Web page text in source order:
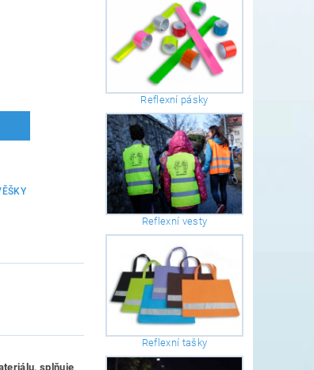
splňuje
Reflexní pásky
Reflexní vesty
Reflexní tašky